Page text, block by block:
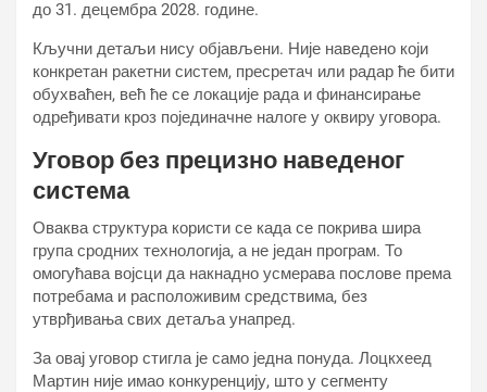
до 31. децембра 2028. године.
Кључни детаљи нису објављени. Није наведено који
конкретан ракетни систем, пресретач или радар ће бити
обухваћен, већ ће се локације рада и финансирање
одређивати кроз појединачне налоге у оквиру уговора.
Уговор без прецизно наведеног
система
Оваква структура користи се када се покрива шира
група сродних технологија, а не један програм. То
омогућава војсци да накнадно усмерава послове према
потребама и расположивим средствима, без
утврђивања свих детаља унапред.
За овај уговор стигла је само једна понуда. Лоцкхеед
Мартин није имао конкуренцију, што у сегменту